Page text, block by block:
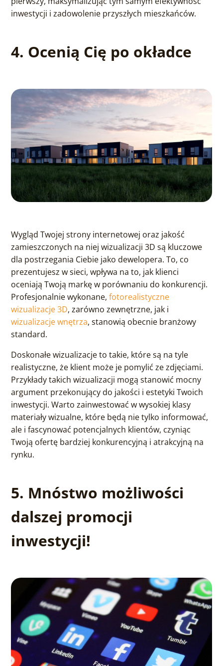
inwestycji i zadowolenie przyszłych mieszkańców.
4. Ocenią Cię po okładce
Wygląd Twojej strony internetowej oraz jakość
zamieszczonych na niej wizualizacji 3D są kluczowe
dla postrzegania Ciebie jako dewelopera. To, co
prezentujesz w sieci, wpływa na to, jak klienci
oceniają Twoją markę w porównaniu do konkurencji.
Profesjonalnie wykonane,fotorealistyczne
wizualizacje 3D, zarówno zewnętrzne, jak i
wizualizacje wnętrza, stanowią obecnie branżowy
standard.
Doskonałe wizualizacje to takie, które są na tyle
realistyczne, że klient może je pomylić ze zdjęciami.
Przykłady takich wizualizacji mogą stanowić mocny
argument przekonujący do jakości i estetyki Twoich
inwestycji. Warto zainwestować w wysokiej klasy
materiały wizualne, które będą nie tylko informować,
ale i fascynować potencjalnych klientów, czyniąc
Twoją ofertę bardziej konkurencyjną i atrakcyjną na
rynku.
5. Mnóstwo możliwości
dalszej promocji
inwestycji!